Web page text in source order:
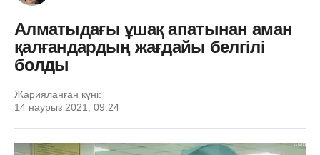
Алматыдағы ұшақ апатынан аман
қалғандардың жағдайы белгілі
болды
Жарияланған күні:
14 наурыз 2021, 09:24